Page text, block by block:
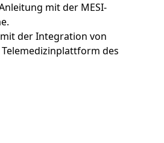
mit der MESI-
der Integration von
des